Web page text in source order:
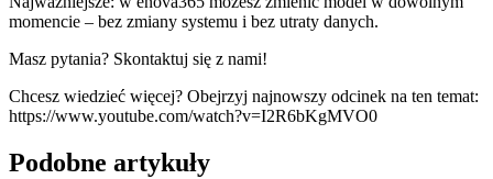
momencie – bez zmiany systemu i bez utraty danych.
Masz pytania? Skontaktuj się z nami!
Chcesz wiedzieć więcej? Obejrzyj najnowszy odcinek na ten temat:
https://www.youtube.com/watch?v=I2R6bKgMVO0
Podobne artykuły